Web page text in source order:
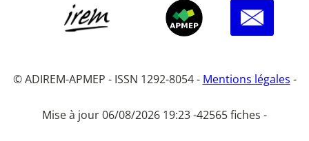
© ADIREM-APMEP - ISSN 1292-8054 - Mentions légales -
Mise à jour 06/08/2026 19:23 -42565 fiches -